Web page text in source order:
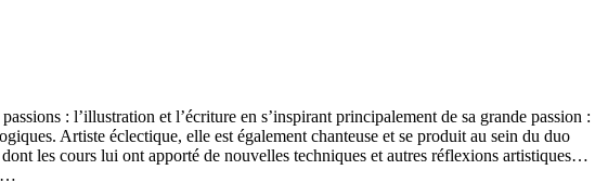
: l’illustration et l’écriture en s’inspirant principalement de sa grande passion :
Artiste éclectique, elle est également chanteuse et se produit au sein du duo
les cours lui ont apporté de nouvelles techniques et autres réflexions artistiques…